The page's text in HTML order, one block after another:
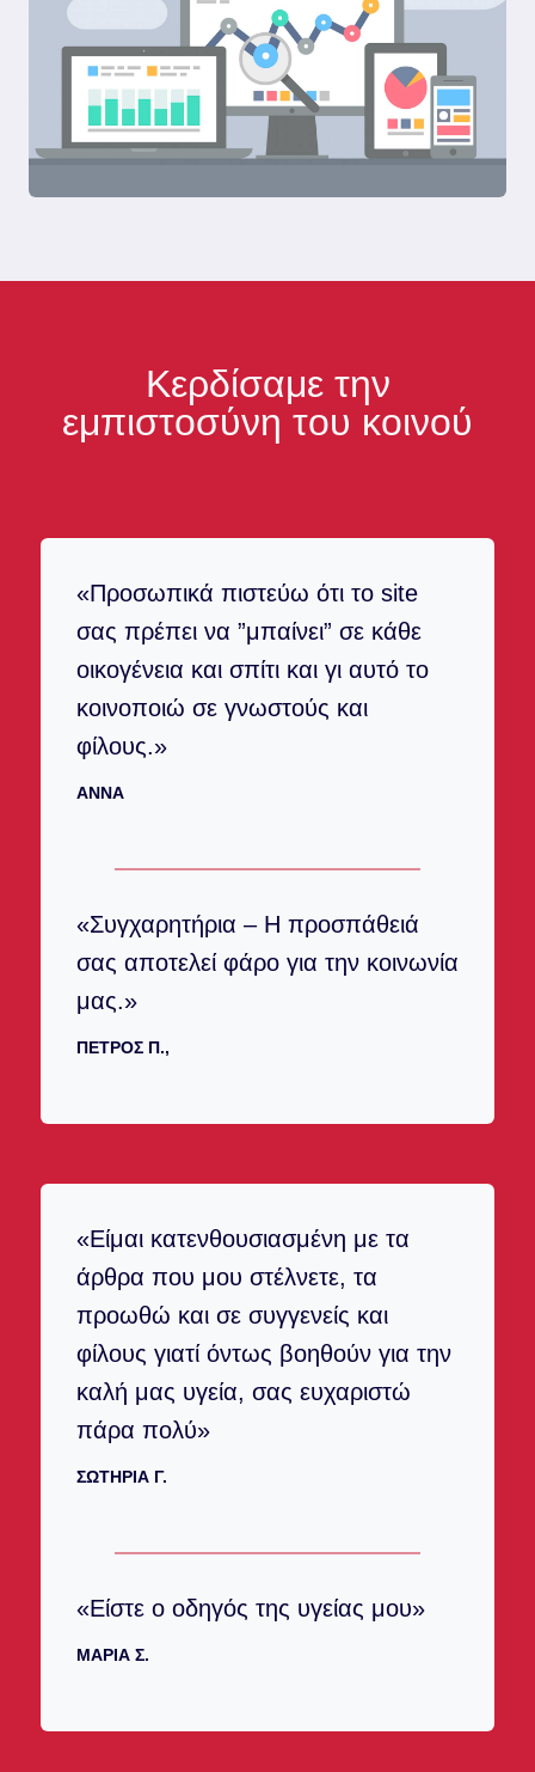
Κερδίσαμε την
εμπιστοσύνη του κοινού​
«Προσωπικά πιστεύω ότι το site
σας πρέπει να ”μπαίνει” σε κάθε
οικογένεια και σπίτι και γι αυτό το
κοινοποιώ σε γνωστούς και
φίλους.»
ANNA
«Συγχαρητήρια – Η προσπάθειά
σας αποτελεί φάρο για την κοινωνία
μας.»
ΠΈΤΡΟΣ Π.,
«Είμαι κατενθουσιασμένη με τα
άρθρα που μου στέλνετε, τα
προωθώ και σε συγγενείς και
φίλους γιατί όντως βοηθούν για την
καλή μας υγεία, σας ευχαριστώ
πάρα πολύ»
ΣΩΤΗΡΊΑ Γ.
«Είστε ο οδηγός της υγείας μου»
ΜΑΡΊΑ Σ.